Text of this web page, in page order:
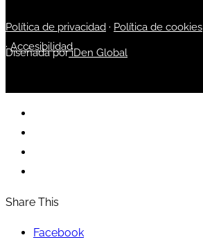
Política de privacidad · Política de cookies
·Accesibilidad
Diseñada poriDen Global
Share This
Facebook